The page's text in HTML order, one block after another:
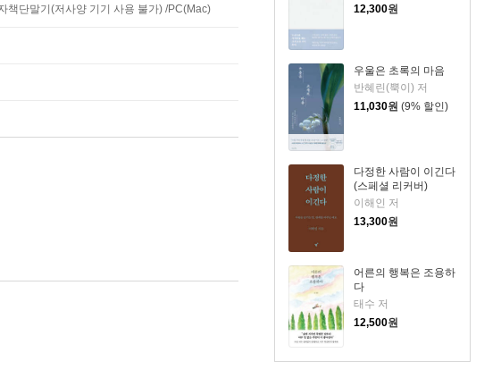
12,300원
우울은 초록의 마음
반혜린(뿍이) 저
11,030원 (9% 할인)
다정한 사람이 이긴다
(스페셜 리커버)
이해인 저
13,300원
어른의 행복은 조용하
다
태수 저
12,500원
책단말기(저사양 기기 사용 불가) /PC(Mac)